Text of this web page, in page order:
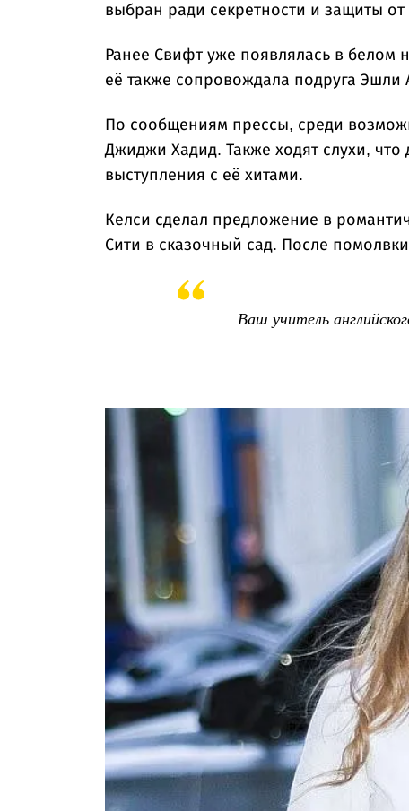
выбран ради секретности и защиты от
Ранее Свифт уже появлялась в белом
её также сопровождала подруга Эшли
По сообщениям прессы, среди
Джиджи Хадид. Также ходят слухи,
выступления с её хитами.
Келси сделал предложение в
Сити в сказочный сад. После
Ваш учитель